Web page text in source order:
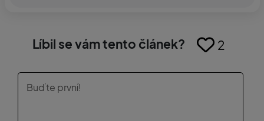
diplom z kosmetologie a mám několikaletou
praxi jako poradkyně v oblasti péče o pleť.
účinně pomáhat klientům na jejich cestě ke
zdravé a krásné pleti. Mou specializací je péče
o aknózní pleť, péče o citlivou pleť, péče o
Líbil se vám tento článek? 2